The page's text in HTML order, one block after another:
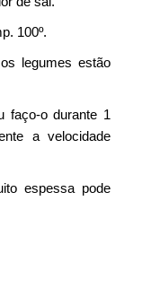
100º.
legumes estão
faço-o durante 1
a velocidade
espessa pode